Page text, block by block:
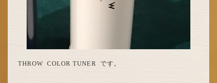
THROW COLOR TUNER です。